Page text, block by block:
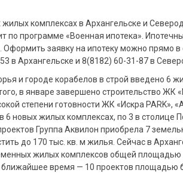
комплексах в Архангельске и
по программе «Военная ипотека».
Оформить заявку на ипотеку можно прямо
в Архангельске и 8(8182) 60-31-87 в
и городе корабелов в строй введено 6
в январе завершено строительство ЖК
степени готовности ЖК «Искра PARK»,
6 новых жилых комплексах, по 3 в столице
Группа Аквилон приобрела 7
до 170 тыс. кв. м жилья. Сейчас в
жилых комплексов общей площадью
время — 10 проектов площадью